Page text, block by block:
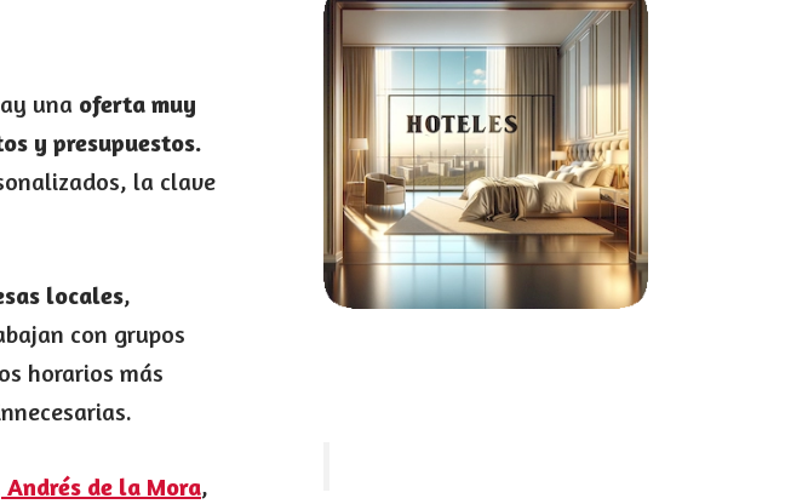
una oferta muy
y presupuestos.
la clave
locales,
con grupos
horarios más
Andrés de la Mora,